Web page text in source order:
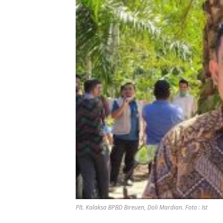
Plt. Kalaksa BPBD Bireuen, Doli Mardian. Foto : Ist